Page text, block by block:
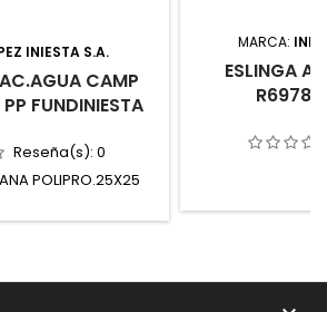
INIESTA S.A.
CAMP
FUNDINIESTA
Reseña(s): 0
POLIPRO.25X25
MARCA:
ESLINGA